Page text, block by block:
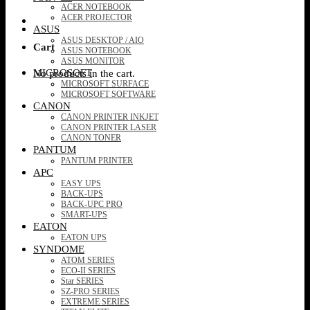
Cart
No products in the cart.
ACER NOTEBOOK
ACER PROJECTOR
ASUS
ASUS DESKTOP / AIO
ASUS NOTEBOOK
ASUS MONITOR
MICROSOFT
MICROSOFT SURFACE
MICROSOFT SOFTWARE
CANON
CANON PRINTER INKJET
CANON PRINTER LASER
CANON TONER
PANTUM
PANTUM PRINTER
APC
EASY UPS
BACK-UPS
BACK-UPC PRO
SMART-UPS
EATON
EATON UPS
SYNDOME
ATOM SERIES
ECO-II SERIES
Star SERIES
SZ-PRO SERIES
EXTREME SERIES